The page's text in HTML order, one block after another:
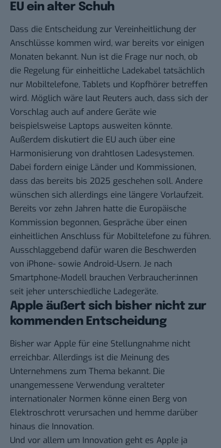
EU ein alter Schuh
Dass die Entscheidung zur Vereinheitlichung der
Anschlüsse kommen wird, war bereits vor einigen
Monaten bekannt. Nun ist die Frage nur noch, ob
die Regelung für einheitliche Ladekabel tatsächlich
nur Mobiltelefone, Tablets und Kopfhörer betreffen
wird. Möglich wäre laut Reuters auch, dass sich der
Vorschlag auch auf andere Geräte wie
beispielsweise Laptops ausweiten könnte.
Außerdem diskutiert die EU auch über eine
Harmonisierung von drahtlosen Ladesystemen.
Dabei fordern einige Länder und Kommissionen,
dass das bereits bis 2025 geschehen soll. Andere
wünschen sich allerdings eine längere Vorlaufzeit.
Bereits vor zehn Jahren hatte die Europäische
Kommission begonnen, Gespräche über einen
einheitlichen Anschluss für Mobiltelefone zu führen.
Ausschlaggebend dafür waren die Beschwerden
von iPhone- sowie Android-Usern. Je nach
Smartphone-Modell brauchen Verbraucher:innen
seit jeher unterschiedliche Ladegeräte.
Apple äußert sich bisher nicht zur
kommenden Entscheidung
Bisher war Apple für eine Stellungnahme nicht
erreichbar. Allerdings ist die Meinung des
Unternehmens zum Thema bekannt. Die
unangemessene Verwendung veralteter
internationaler Normen könne einen Berg von
Elektroschrott verursachen und hemme darüber
hinaus die Innovation.
Und vor allem um Innovation geht es Apple ja